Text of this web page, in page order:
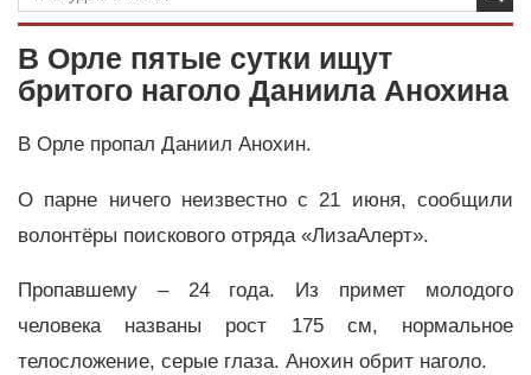
В Орле пятые сутки ищут
бритого наголо Даниила Анохина
В Орле пропал Даниил Анохин.
О парне ничего неизвестно с 21 июня, сообщили
волонтёры поискового отряда «ЛизаАлерт».
Пропавшему – 24 года. Из примет молодого
человека названы рост 175 см, нормальное
телосложение, серые глаза. Анохин обрит наголо.